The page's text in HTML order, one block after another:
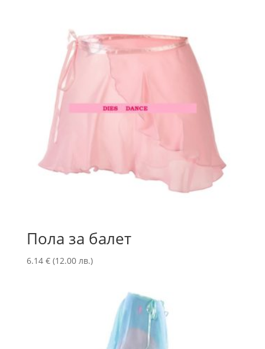
Пола за балет
6.14 € (12.00 лв.)